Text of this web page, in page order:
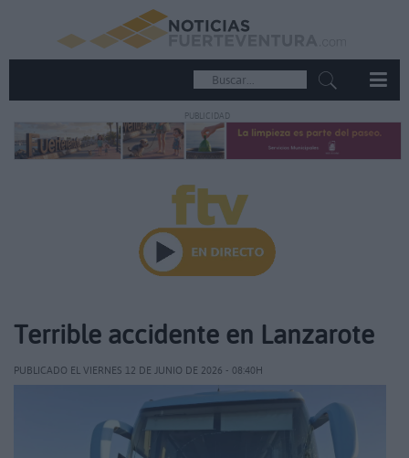
PUBLICIDAD
Terrible accidente en Lanzarote
PUBLICADO EL VIERNES 12 DE JUNIO DE 2026 - 08:40H